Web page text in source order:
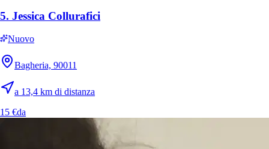
10 €
5. Jessica Collurafici
Nuovo
Bagheria, 90011
a 13,4 km di distanza
15 €da